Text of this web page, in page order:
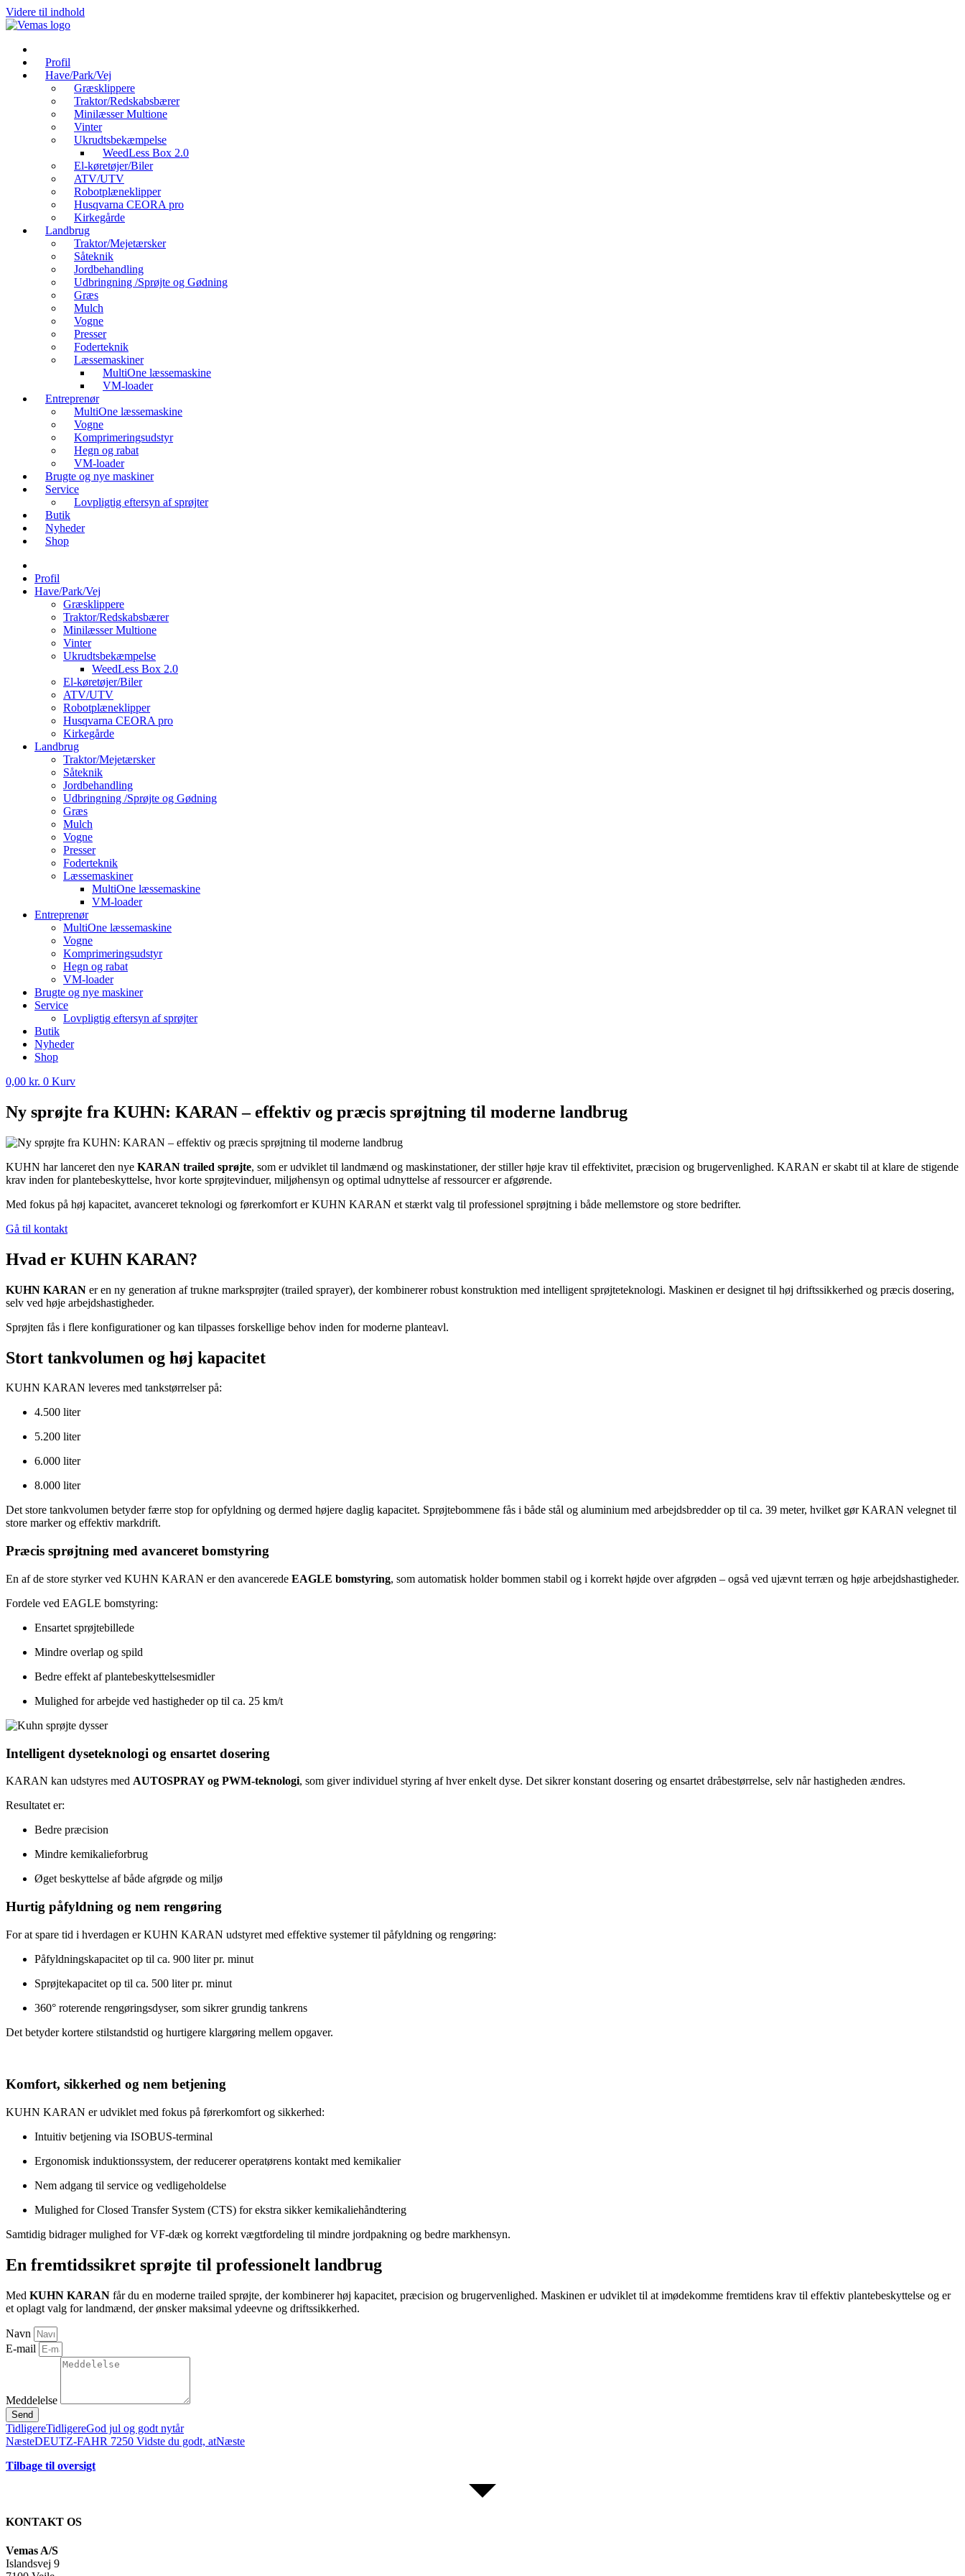
Videre til indhold
Profil
Have/Park/Vej
Græsklippere
Traktor/Redskabsbærer
Minilæsser Multione
Vinter
Ukrudtsbekæmpelse
WeedLess Box 2.0
El-køretøjer/Biler
ATV/UTV
Robotplæneklipper
Husqvarna CEORA pro
Kirkegårde
Landbrug
Traktor/Mejetærsker
Såteknik
Jordbehandling
Udbringning /Sprøjte og Gødning
Græs
Mulch
Vogne
Presser
Foderteknik
Læssemaskiner
MultiOne læssemaskine
VM-loader
Entreprenør
MultiOne læssemaskine
Vogne
Komprimeringsudstyr
Hegn og rabat
VM-loader
Brugte og nye maskiner
Service
Lovpligtig eftersyn af sprøjter
Butik
Nyheder
Shop
Profil
Have/Park/Vej
Græsklippere
Traktor/Redskabsbærer
Minilæsser Multione
Vinter
Ukrudtsbekæmpelse
WeedLess Box 2.0
El-køretøjer/Biler
ATV/UTV
Robotplæneklipper
Husqvarna CEORA pro
Kirkegårde
Landbrug
Traktor/Mejetærsker
Såteknik
Jordbehandling
Udbringning /Sprøjte og Gødning
Græs
Mulch
Vogne
Presser
Foderteknik
Læssemaskiner
MultiOne læssemaskine
VM-loader
Entreprenør
MultiOne læssemaskine
Vogne
Komprimeringsudstyr
Hegn og rabat
VM-loader
Brugte og nye maskiner
Service
Lovpligtig eftersyn af sprøjter
Butik
Nyheder
Shop
0,00 kr. 0 Kurv
Ny sprøjte fra KUHN: KARAN – effektiv og præcis sprøjtning til moderne landbrug
KUHN har lanceret den nye KARAN trailed sprøjte, som er udviklet til landmænd og maskinstationer, der stiller høje krav til effektivitet, præcision og brugervenlighed. KARAN er skabt til at klare de stigende
krav inden for plantebeskyttelse, hvor korte sprøjtevinduer, miljøhensyn og optimal udnyttelse af ressourcer er afgørende.
Med fokus på høj kapacitet, avanceret teknologi og førerkomfort er KUHN KARAN et stærkt valg til professionel sprøjtning i både mellemstore og store bedrifter.
Gå til kontakt
Hvad er KUHN KARAN?
KUHN KARAN er en ny generation af trukne marksprøjter (trailed sprayer), der kombinerer robust konstruktion med intelligent sprøjteteknologi. Maskinen er designet til høj driftssikkerhed og præcis dosering,
selv ved høje arbejdshastigheder.
Sprøjten fås i flere konfigurationer og kan tilpasses forskellige behov inden for moderne planteavl.
Stort tankvolumen og høj kapacitet
KUHN KARAN leveres med tankstørrelser på:
4.500 liter
5.200 liter
6.000 liter
8.000 liter
Det store tankvolumen betyder færre stop for opfyldning og dermed højere daglig kapacitet. Sprøjtebommene fås i både stål og aluminium med arbejdsbredder op til ca. 39 meter, hvilket gør KARAN velegnet til
store marker og effektiv markdrift.
Præcis sprøjtning med avanceret bomstyring
En af de store styrker ved KUHN KARAN er den avancerede EAGLE bomstyring, som automatisk holder bommen stabil og i korrekt højde over afgrøden – også ved ujævnt terræn og høje arbejdshastigheder.
Fordele ved EAGLE bomstyring:
Ensartet sprøjtebillede
Mindre overlap og spild
Bedre effekt af plantebeskyttelsesmidler
Mulighed for arbejde ved hastigheder op til ca. 25 km/t
Intelligent dyseteknologi og ensartet dosering
KARAN kan udstyres med AUTOSPRAY og PWM-teknologi, som giver individuel styring af hver enkelt dyse. Det sikrer konstant dosering og ensartet dråbestørrelse, selv når hastigheden ændres.
Resultatet er:
Bedre præcision
Mindre kemikalieforbrug
Øget beskyttelse af både afgrøde og miljø
Hurtig påfyldning og nem rengøring
For at spare tid i hverdagen er KUHN KARAN udstyret med effektive systemer til påfyldning og rengøring:
Påfyldningskapacitet op til ca. 900 liter pr. minut
Sprøjtekapacitet op til ca. 500 liter pr. minut
360° roterende rengøringsdyser, som sikrer grundig tankrens
Det betyder kortere stilstandstid og hurtigere klargøring mellem opgaver.
Komfort, sikkerhed og nem betjening
KUHN KARAN er udviklet med fokus på førerkomfort og sikkerhed:
Intuitiv betjening via ISOBUS-terminal
Ergonomisk induktionssystem, der reducerer operatørens kontakt med kemikalier
Nem adgang til service og vedligeholdelse
Mulighed for Closed Transfer System (CTS) for ekstra sikker kemikaliehåndtering
Samtidig bidrager mulighed for VF-dæk og korrekt vægtfordeling til mindre jordpakning og bedre markhensyn.
En fremtidssikret sprøjte til professionelt landbrug
Med KUHN KARAN får du en moderne trailed sprøjte, der kombinerer høj kapacitet, præcision og brugervenlighed. Maskinen er udviklet til at imødekomme fremtidens krav til effektiv plantebeskyttelse og er
et oplagt valg for landmænd, der ønsker maksimal ydeevne og driftssikkerhed.
Navn
E-mail
Meddelelse
Send
TidligereTidligereGod jul og godt nytår
NæsteDEUTZ-FAHR 7250 Vidste du godt, atNæste
Tilbage til oversigt
KONTAKT OS
Vemas A/S
Islandsvej 9